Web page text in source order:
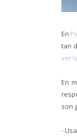
En
tan
ver
En
son
-